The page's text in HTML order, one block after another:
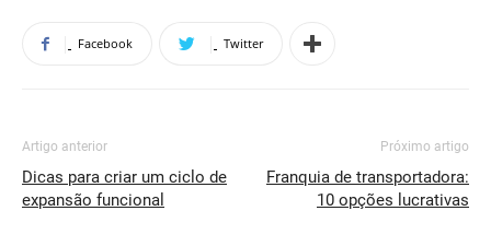
Facebook Twitter
Artigo anterior
Dicas para criar um ciclo de
expansão funcional
Próximo artigo
Franquia de transportadora:
10 opções lucrativas